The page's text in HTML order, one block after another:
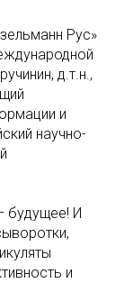
Рус»
д.т.н.,
и
научно-
будущее! И
и